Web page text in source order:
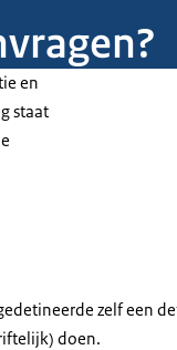
en
staat
zelf een
doen.